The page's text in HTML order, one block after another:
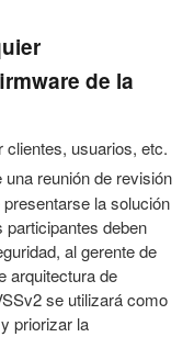
de la
clientes, usuarios, etc.
reunión de revisión
la solución
participantes deben
al gerente de
arquitectura de
se utilizará como
priorizar la